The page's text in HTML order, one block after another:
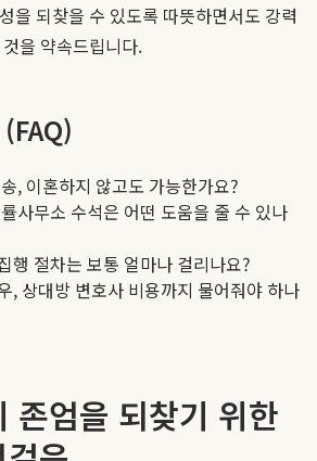
을 되찾을 수 있도록 따뜻하면서도 강력
을 약속드립니다.
, 이혼하지 않고도 가능한가요?
사무소 수석은 어떤 도움을 줄 수 있나
행 절차는 보통 얼마나 걸리나요?
, 상대방 변호사 비용까지 물어줘야 하나
존엄을 되찾기 위한